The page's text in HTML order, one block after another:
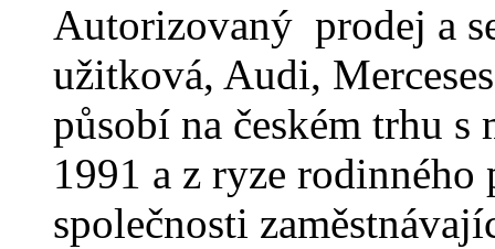
Autorizovaný prodej a
užitková, Audi,
působí na českém trhu
1991 a z ryze
společnosti